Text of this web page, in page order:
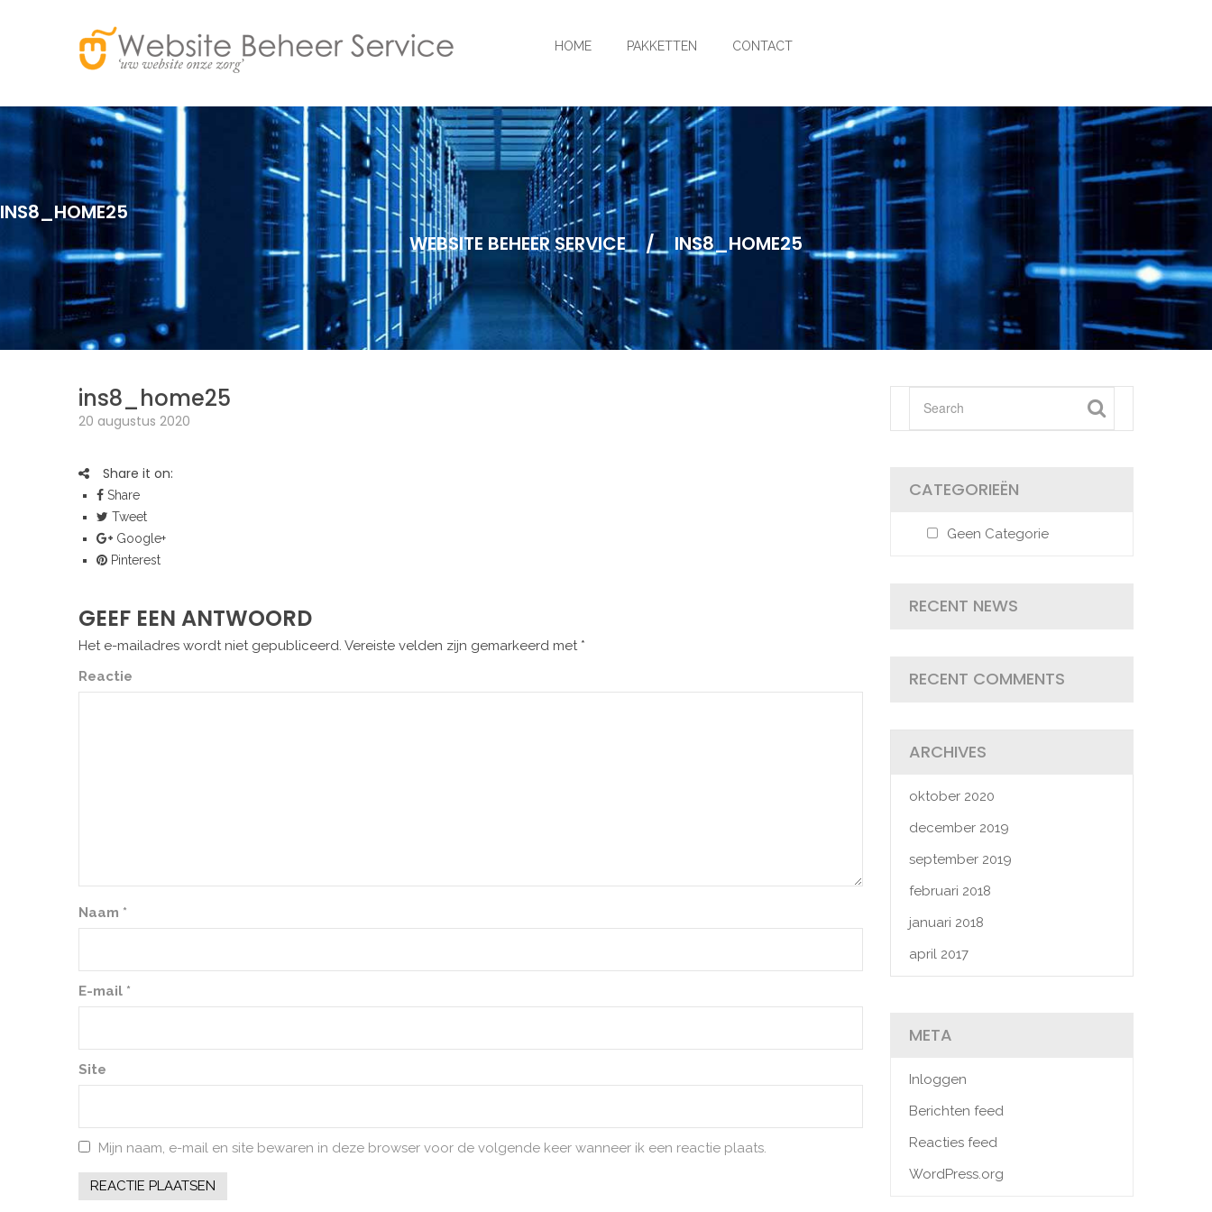
HOME PAKKETTEN CONTACT
INS8_HOME25
WEBSITE BEHEER SERVICE
/ INS8_HOME25
ins8_home25
20 augustus 2020
Share it on:
Share
Tweet
Google+
Pinterest
GEEF EEN ANTWOORD
Het e-mailadres wordt niet gepubliceerd. Vereiste velden zijn gemarkeerd met *
Reactie
Naam *
E-mail *
Site
Mijn naam, e-mail en site bewaren in deze browser voor de volgende keer wanneer ik een reactie plaats.
CATEGORIEËN
Geen Categorie
RECENT NEWS
RECENT COMMENTS
ARCHIVES
oktober 2020
december 2019
september 2019
februari 2018
januari 2018
april 2017
META
Inloggen
Berichten feed
Reacties feed
WordPress.org